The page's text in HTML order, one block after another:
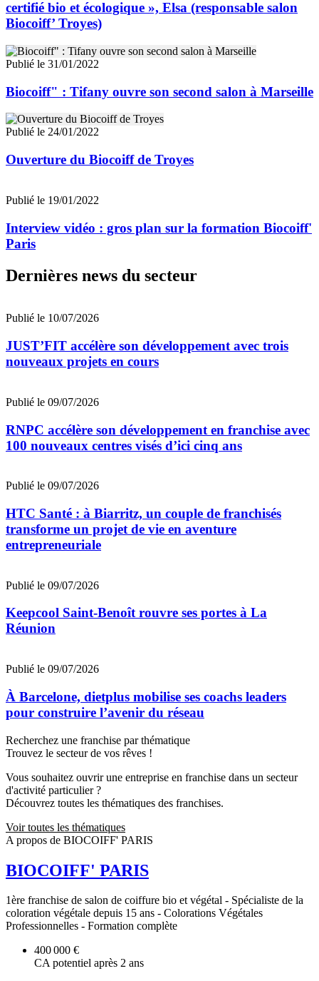
certifié bio et écologique », Elsa (responsable salon
Biocoiff’ Troyes)
Publié le 31/01/2022
Biocoiff" : Tifany ouvre son second salon à Marseille
Publié le 24/01/2022
Ouverture du Biocoiff de Troyes
Publié le 19/01/2022
Interview vidéo : gros plan sur la formation Biocoiff'
Paris
Dernières news du secteur
Publié le 10/07/2026
JUST’FIT accélère son développement avec trois
nouveaux projets en cours
Publié le 09/07/2026
RNPC accélère son développement en franchise avec
100 nouveaux centres visés d’ici cinq ans
Publié le 09/07/2026
HTC Santé : à Biarritz, un couple de franchisés
transforme un projet de vie en aventure
entrepreneuriale
Publié le 09/07/2026
Keepcool Saint-Benoît rouvre ses portes à La
Réunion
Publié le 09/07/2026
À Barcelone, dietplus mobilise ses coachs leaders
pour construire l’avenir du réseau
Recherchez une franchise par thématique
Trouvez le secteur de vos rêves !
Vous souhaitez ouvrir une entreprise en franchise dans un secteur
d'activité particulier ?
Découvrez toutes les thématiques des franchises.
Voir toutes les thématiques
A propos de BIOCOIFF' PARIS
BIOCOIFF' PARIS
1ère franchise de salon de coiffure bio et végétal - Spécialiste de la
coloration végétale depuis 15 ans - Colorations Végétales
Professionnelles - Formation complète
400 000 €
CA potentiel après 2 ans